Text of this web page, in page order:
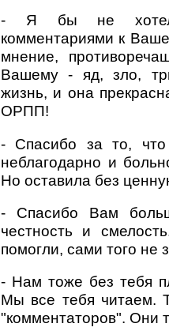
- Я бы не хотела
комментариями к
мнение,
Вашему - яд, зло,
жизнь, и она
ОРПП!
- Спасибо за то,
неблагодарно и
Но оставила без
- Спасибо Вам
честность и
помогли, сами того не
- Нам тоже без тебя
Мы все тебя читаем.
"комментаторов". Они